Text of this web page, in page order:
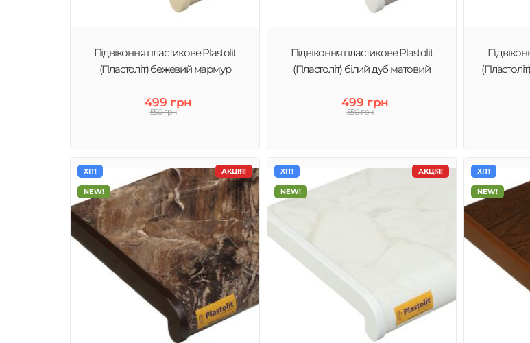
Підвіконня пластикове Plastolit
(Пластоліт) бежевий мармур
499 грн
550 грн
Підвіконня пластикове Plastolit
(Пластоліт) білий дуб матовий
499 грн
550 грн
АКЦІЯ!
ХІТ!
NEW!
АКЦІЯ!
ХІТ!
NEW!
ХІТ!
NEW!